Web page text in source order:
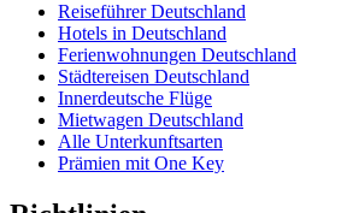
Reiseführer Deutschland
Hotels in Deutschland
Ferienwohnungen Deutschland
Städtereisen Deutschland
Innerdeutsche Flüge
Mietwagen Deutschland
Alle Unterkunftsarten
Prämien mit One Key